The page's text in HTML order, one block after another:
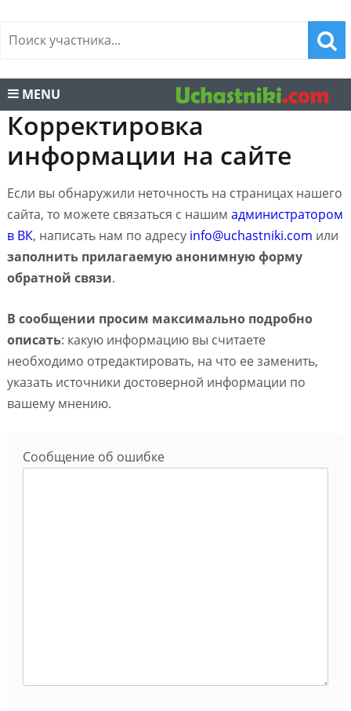
MENU
Корректировка
информации на сайте
Если вы обнаружили неточность на страницах нашего
сайта, то можете связаться с нашим администратором
в ВК, написать нам по адресу info@uchastniki.com или
заполнить прилагаемую анонимную форму
обратной связи.
В сообщении просим максимально подробно
описать: какую информацию вы считаете
необходимо отредактировать, на что ее заменить,
указать источники достоверной информации по
вашему мнению.
Сообщение об ошибке